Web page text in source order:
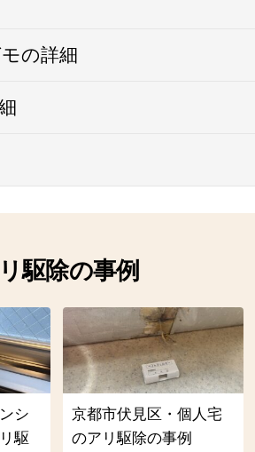
の詳細
駆除の事例
シ
駆
京都市伏見区・個人宅
のアリ駆除の事例